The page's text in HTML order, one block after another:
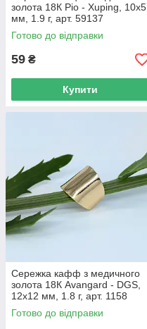
золота 18К Ріо - Xuping, 10х5
мм, 1.9 г, арт. 59137
Готово до відправки
59 ₴
Купити
Сережка кафф з медичного
золота 18К Avangard - DGS,
12х12 мм, 1.8 г, арт. 1158
Готово до відправки